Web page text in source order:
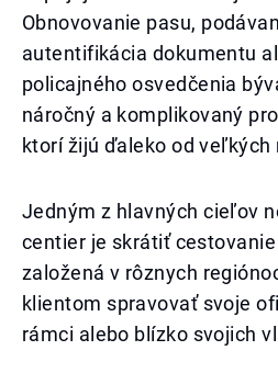
Obnovovanie pasu,
autentifikácia dokumentu
policajného osvedčenia
náročný a komplikovaný
ktorí žijú ďaleko od veľkých
Jedným z hlavných cieľov
centier je skrátiť
založená v rôznych
klientom spravovať svoje
rámci alebo blízko svojich